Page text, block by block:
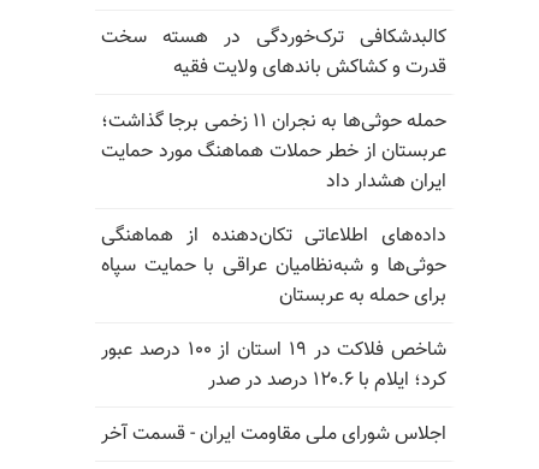
کالبدشکافی ترک‌خوردگی در هسته سخت
قدرت و کشاکش باندهای ولایت فقیه
حمله حوثی‌ها به نجران ۱۱ زخمی برجا گذاشت؛
عربستان از خطر حملات هماهنگ مورد حمایت
ایران هشدار داد
داده‌های اطلاعاتی تکان‌دهنده از هماهنگی
حوثی‌ها و شبه‌نظامیان عراقی با حمایت سپاه
برای حمله به عربستان
شاخص فلاکت در ۱۹ استان از ۱۰۰ درصد عبور
کرد؛ ایلام با ۱۲۰.۶ درصد در صدر
اجلاس شورای ملی مقاومت ایران - قسمت آخر